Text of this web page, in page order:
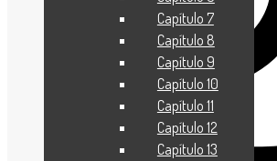
Capítulo 7
Capítulo 8
Capítulo 9
Capítulo 10
Capítulo 11
Capítulo 12
Capítulo 13